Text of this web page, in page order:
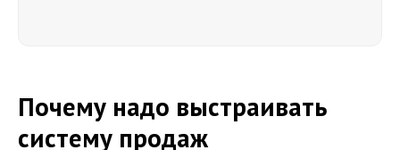
Почему надо выстраивать
систему продаж